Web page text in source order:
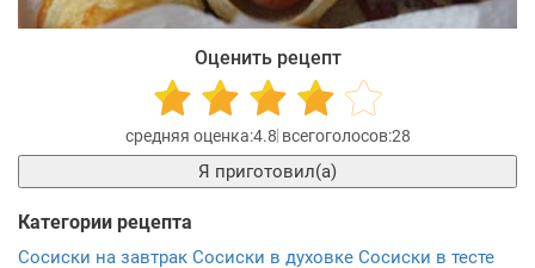
Оценить рецепт
4.8 28
Я приготовил(а)
Категории рецепта
Сосиски на завтрак Сосиски в духовке Сосиски в тесте